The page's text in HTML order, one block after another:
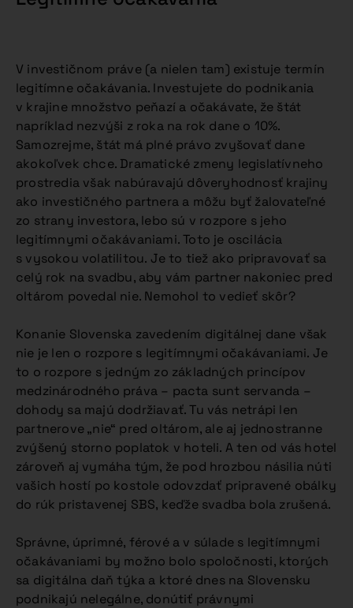
V investičnom práve (a nielen tam) existuje termín
legitímne očakávania. Investujete do podnikania
v krajine množstvo peňazí a očakávate, že štát
napríklad nezvýši z roka na rok dane o 10%.
Samozrejme, štát má plné právo zvyšovať dane
akokoľvek chce. Dramatické zmeny legislatívneho
prostredia však nabúravajú dôveryhodnosť krajiny
ako investičného partnera a môžu byť žalovateľné
zo strany investora, lebo sú v rozpore s jeho
legitímnymi očakávaniami. Toto je oscilácia
s vysokou volatilitou. Je to tiež ako pripravovať sa
celý rok na svadbu, aby vám partner nakoniec pred
oltárom povedal nie. Nemohol to vedieť skôr?
Konanie Slovenska zavedením digitálnej dane však
nie je len o rozpore s legitímnymi očakávaniami. Je
to o rozpore s jedným zo základných princípov
medzinárodného práva – pacta sunt servanda –
dohody sa majú dodržiavať. Tu vás netrápi len
partnerove „nie“ pred oltárom, ale aj jednostranne
zvýšený storno poplatok v hoteli. A ten od vás hotel
zároveň aj vymáha tým, že pod hrozbou násilia núti
vašich hostí po kostole odovzdať pripravené obálky
do rúk pristavenej SBS, keďže svadba bola zrušená.
Správne, úprimné, férové a v súlade s legitímnymi
očakávaniami by možno bolo spoločnosti, ktorých
sa digitálna daň týka a ktoré dnes na Slovensku
podnikajú nelegálne, donútiť právnymi